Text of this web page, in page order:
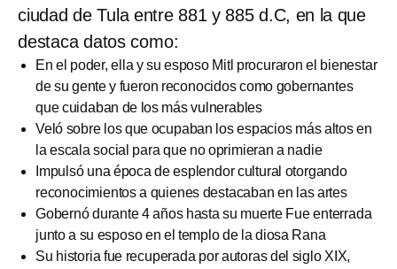
ciudad de Tula entre 881 y 885 d.C, en la que
destaca datos como:
En el poder, ella y su esposo Mitl procuraron el bienestar
de su gente y fueron reconocidos como gobernantes
que cuidaban de los más vulnerables
Veló sobre los que ocupaban los espacios más altos en
la escala social para que no oprimieran a nadie
Impulsó una época de esplendor cultural otorgando
reconocimientos a quienes destacaban en las artes
Gobernó durante 4 años hasta su muerte Fue enterrada
junto a su esposo en el templo de la diosa Rana
Su historia fue recuperada por autoras del siglo XIX,